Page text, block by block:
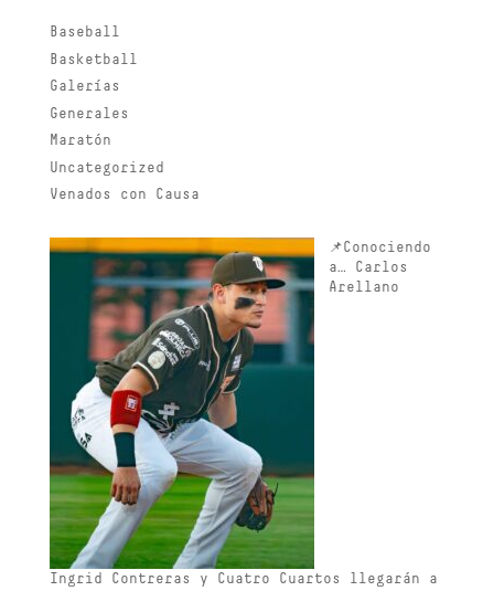
Baseball
Basketball
Galerías
Generales
Maratón
Uncategorized
Venados con Causa
📌Conociendo
a… Carlos
Arellano
Ingrid Contreras y Cuatro Cuartos llegarán a